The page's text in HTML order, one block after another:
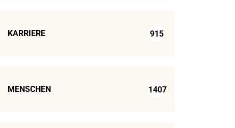
KARRIERE 915
MENSCHEN 1407